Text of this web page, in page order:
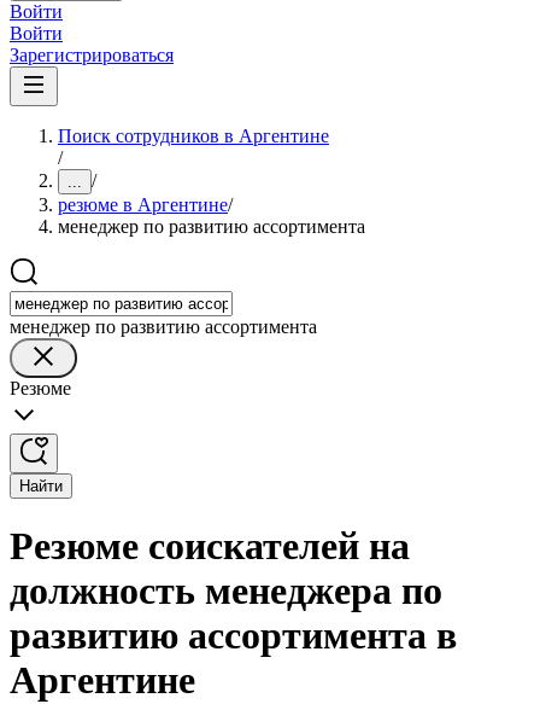
Войти
Войти
Зарегистрироваться
Поиск сотрудников в Аргентине
/
... /
резюме в Аргентине/
менеджер по развитию ассортимента
менеджер по развитию ассортимента
Резюме
Найти
Резюме соискателей на
должность менеджера по
развитию ассортимента в
Аргентине